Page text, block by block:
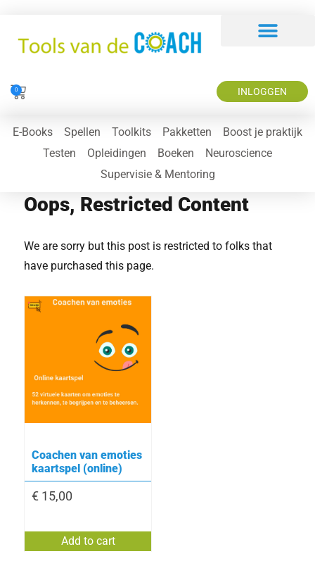
0 INLOGGEN
E-Books Spellen Toolkits Pakketten
Boost je praktijk
Testen
Opleidingen Boeken
Neuroscience
Supervisie & Mentoring
Oops, Restricted Content
We are sorry but this post is restricted to folks that
have purchased this page.
Coachen van emoties
kaartspel (online)
€ 15,00
Add to cart